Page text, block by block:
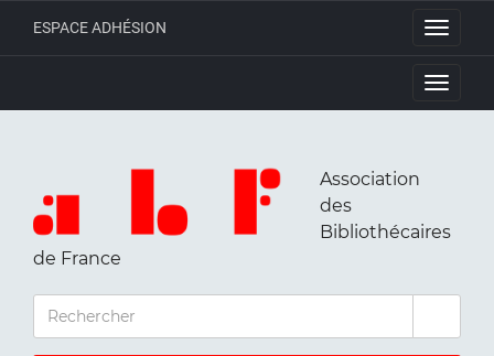
Toggle
ESPACE ADHÉSION
Toggle
Association
des
Bibliothécaires
de France
RECHERCHER